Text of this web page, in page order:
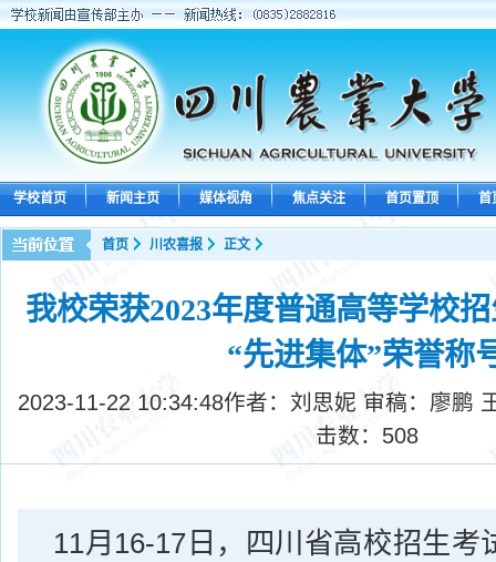
学校首页 新闻主页 媒体视角 焦点关注 首页置顶 首
首页 川农喜报 正文
我校荣获2023年度普通高等学校
“先进集体”荣誉称
2023-11-22 10:34:48作者：刘思妮 审稿：廖鹏
击数： 508
11月16-17日，四川省高校招生考